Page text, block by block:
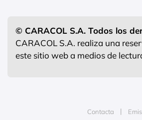
© CARACOL S.A. Todos los
CARACOL S.A. realiza una
este sitio web a medios de
Contacta